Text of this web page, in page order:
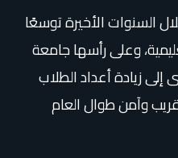
السنوات الأخيرة توسعًا
وعلى رأسها جامعة
إلى زيادة أعداد الطلاب
وآمن طوال العام